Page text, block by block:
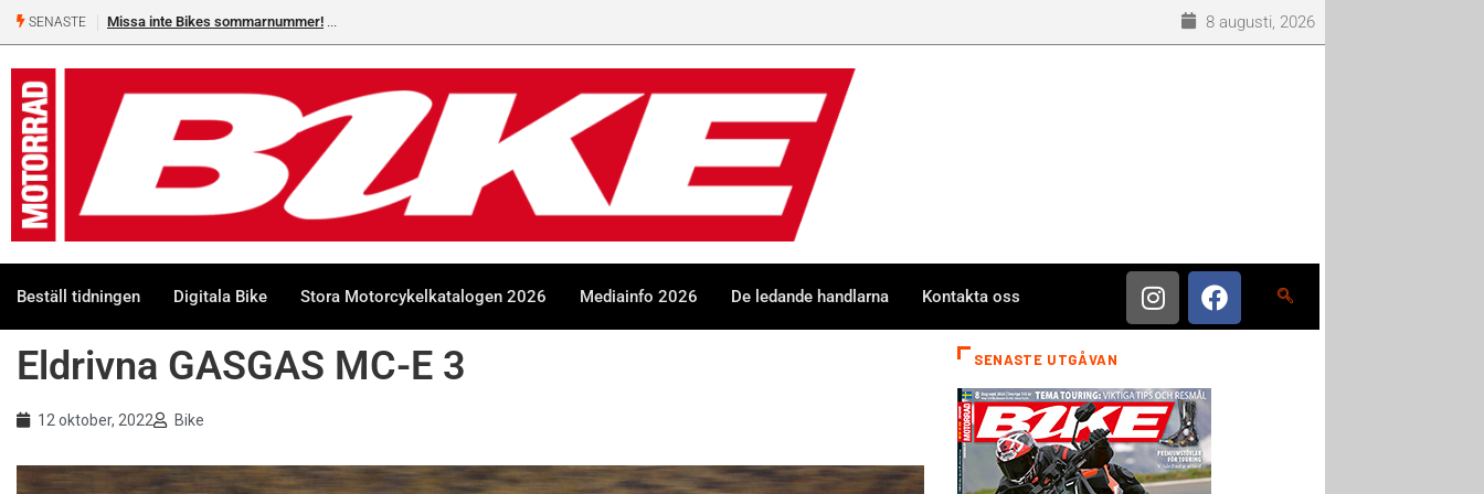
SENASTE Shelby Turner, klar för GGN 8 augusti, 2026
Beställ tidningen Digitala Bike Stora Motorcykelkatalogen 2026 Mediainfo 2026 De ledande handlarna Kontakta oss
Eldrivna GASGAS MC-E 3
12 oktober, 2022 Bike
SENASTE UTGÅVAN